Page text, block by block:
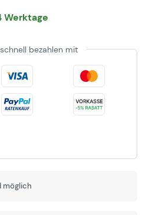
Werktage
bezahlen mit
möglich